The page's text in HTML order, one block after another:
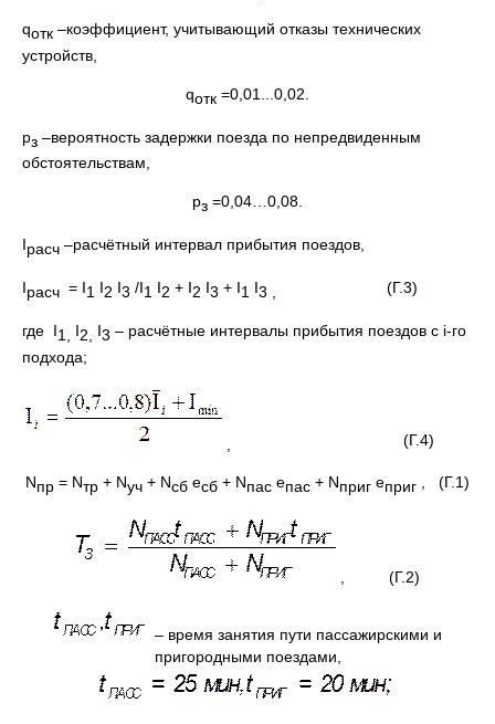
qотк –коэффициент, учитывающий отказы технических
устройств,
qотк =0,01...0,02.
pз –вероятность задержки поезда по непредвиденным
обстоятельствам,
pз =0,04…0,08.
Iрасч –расчётный интервал прибытия поездов,
Iрасч = I1 I2 I3 /I1 I2 + I2 I3 + I1 I3 , (Г.3)
где I1, I2, I3 – расчётные интервалы прибытия поездов с i-го
подхода;
(Г.4)
Nпр = Nтр + Nуч + Nсб eсб + Nпас eпас + Nприг eприг , (Г.1)
, (Г.2)
– время занятия пути пассажирскими и
пригородными поездами,